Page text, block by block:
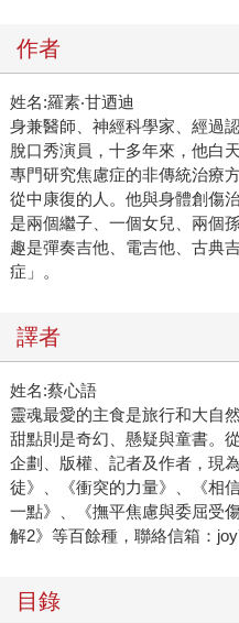
作者
姓名:羅素‧甘迺迪
身兼醫師、神經科學家、經過
脫口秀演員，十多年來，他白
專門研究焦慮症的非傳統治療
從中康復的人。他與身體創傷
是兩個繼子、一個女兒、兩個
趣是彈奏吉他、電吉他、古典
症」。
譯者
姓名:蔡心語
靈魂最愛的主食是旅行和大自
甜點則是奇幻、懸疑與童書。
企劃、版權、記者及作者，現
徒》、《衝突的力量》、《相
一點》、《撫平焦慮與委屈受
解2》等百餘種，聯絡信箱：
目錄